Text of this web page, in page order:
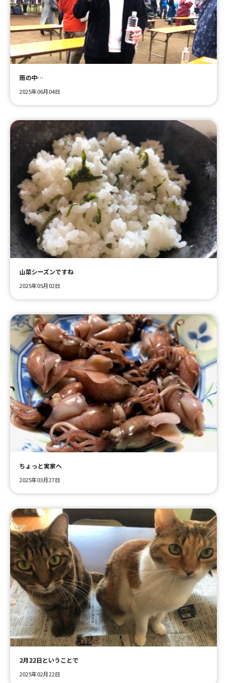
雨の中…
2025年06月04日
山菜シーズンですね
2025年05月02日
ちょっと実家へ
2025年03月27日
2月22日ということで
2025年02月22日